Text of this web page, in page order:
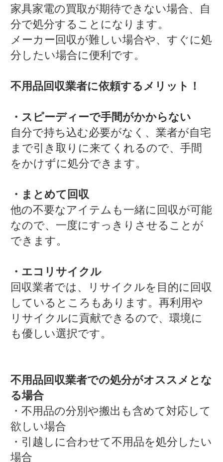
家具家電の買取が期待できない場合、自
分で処分することになります。
メーカー回収が難しい場合や、すぐに処
分したい場合に便利です。
不用品回収業者に依頼するメリット！
・スピーディーで手間がかからない
自分で持ち込む必要がなく、業者が自宅
まで引き取りに来てくれるので、手間
をかけずに処分できます。
・まとめて回収
他の不要なアイテムも一緒に回収が可能
なので、一度にすっきりさせることが
できます。
・エコリサイクル
回収業者では、リサイクルを目的に回収
しているところもあります。再利用や
リサイクルに貢献できるので、環境に
も優しい選択です。
不用品回収業者での処分がオススメとな
る場合
・不用品の分別や搬出も含めて対応して
欲しい場合
・引越しに合わせて不用品を処分したい
場合